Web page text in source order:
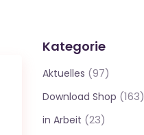
Kategorie
Aktuelles (97)
Download Shop (163)
in Arbeit (23)